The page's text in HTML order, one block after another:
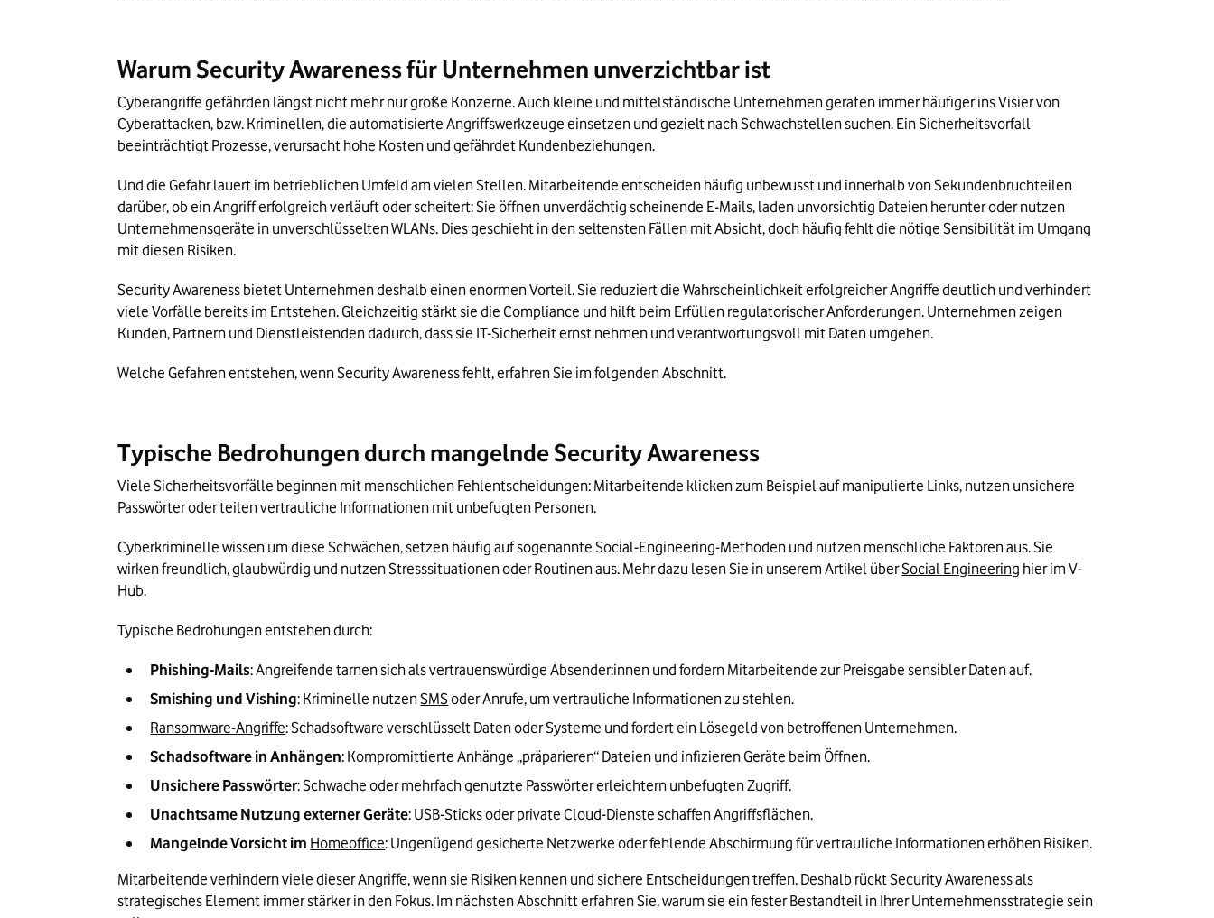
Warum Security Awareness für Unternehmen unverzichtbar ist
Cyberangriffe gefährden längst nicht mehr nur große Konzerne. Auch kleine und mittelständische Unternehmen geraten immer häufiger ins Visier von
Cyberattacken, bzw. Kriminellen, die automatisierte Angriffswerkzeuge einsetzen und gezielt nach Schwachstellen suchen. Ein Sicherheitsvorfall
beeinträchtigt Prozesse, verursacht hohe Kosten und gefährdet Kundenbeziehungen.
Und die Gefahr lauert im betrieblichen Umfeld am vielen Stellen. Mitarbeitende entscheiden häufig unbewusst und innerhalb von Sekundenbruchteilen
darüber, ob ein Angriff erfolgreich verläuft oder scheitert: Sie öffnen unverdächtig scheinende E-Mails, laden unvorsichtig Dateien herunter oder nutzen
Unternehmensgeräte in unverschlüsselten WLANs. Dies geschieht in den seltensten Fällen mit Absicht, doch häufig fehlt die nötige Sensibilität im Umgang
mit diesen Risiken.
Security Awareness bietet Unternehmen deshalb einen enormen Vorteil. Sie reduziert die Wahrscheinlichkeit erfolgreicher Angriffe deutlich und verhindert
viele Vorfälle bereits im Entstehen. Gleichzeitig stärkt sie die Compliance und hilft beim Erfüllen regulatorischer Anforderungen. Unternehmen zeigen
Kunden, Partnern und Dienstleistenden dadurch, dass sie IT-Sicherheit ernst nehmen und verantwortungsvoll mit Daten umgehen.
Welche Gefahren entstehen, wenn Security Awareness fehlt, erfahren Sie im folgenden Abschnitt.
Typische Bedrohungen durch mangelnde Security Awareness
Viele Sicherheitsvorfälle beginnen mit menschlichen Fehlentscheidungen: Mitarbeitende klicken zum Beispiel auf manipulierte Links, nutzen unsichere
Passwörter oder teilen vertrauliche Informationen mit unbefugten Personen.
Cyberkriminelle wissen um diese Schwächen, setzen häufig auf sogenannte Social-Engineering-Methoden und nutzen menschliche Faktoren aus. Sie
wirken freundlich, glaubwürdig und nutzen Stresssituationen oder Routinen aus. Mehr dazu lesen Sie in unserem Artikel über Social Engineering hier im V-
Hub.
Typische Bedrohungen entstehen durch:
Phishing-Mails: Angreifende tarnen sich als vertrauenswürdige Absender:innen und fordern Mitarbeitende zur Preisgabe sensibler Daten auf.
Smishing und Vishing: Kriminelle nutzen SMS oder Anrufe, um vertrauliche Informationen zu stehlen.
Ransomware-Angriffe: Schadsoftware verschlüsselt Daten oder Systeme und fordert ein Lösegeld von betroffenen Unternehmen.
Schadsoftware in Anhängen: Kompromittierte Anhänge „präparieren“ Dateien und infizieren Geräte beim Öffnen.
Unsichere Passwörter: Schwache oder mehrfach genutzte Passwörter erleichtern unbefugten Zugriff.
Unachtsame Nutzung externer Geräte: USB-Sticks oder private Cloud-Dienste schaffen Angriffsflächen.
Mangelnde Vorsicht im Homeoffice: Ungenügend gesicherte Netzwerke oder fehlende Abschirmung für vertrauliche Informationen erhöhen Risiken.
Mitarbeitende verhindern viele dieser Angriffe, wenn sie Risiken kennen und sichere Entscheidungen treffen. Deshalb rückt Security Awareness als
strategisches Element immer stärker in den Fokus. Im nächsten Abschnitt erfahren Sie, warum sie ein fester Bestandteil in Ihrer Unternehmensstrategie sein